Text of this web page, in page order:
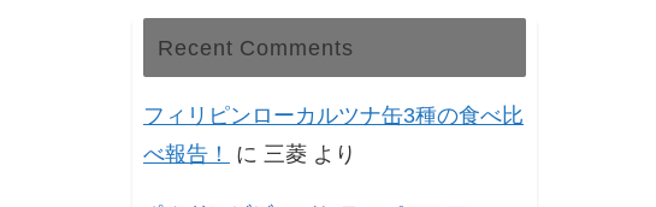
Recent Comments
フィリピンローカルツナ缶3種の食べ比
べ報告！
に 三菱 より